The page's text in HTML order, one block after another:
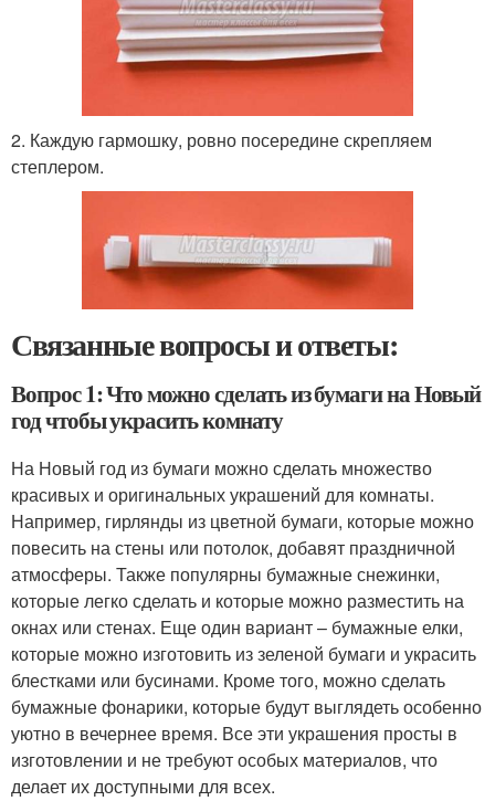
2. Каждую гармошку, ровно посередине скрепляем
степлером.
Связанные вопросы и ответы:
Вопрос 1: Что можно сделать из бумаги на Новый
год чтобы украсить комнату
На Новый год из бумаги можно сделать множество
красивых и оригинальных украшений для комнаты.
Например, гирлянды из цветной бумаги, которые можно
повесить на стены или потолок, добавят праздничной
атмосферы. Также популярны бумажные снежинки,
которые легко сделать и которые можно разместить на
окнах или стенах. Еще один вариант – бумажные елки,
которые можно изготовить из зеленой бумаги и украсить
блестками или бусинами. Кроме того, можно сделать
бумажные фонарики, которые будут выглядеть особенно
уютно в вечернее время. Все эти украшения просты в
изготовлении и не требуют особых материалов, что
делает их доступными для всех.